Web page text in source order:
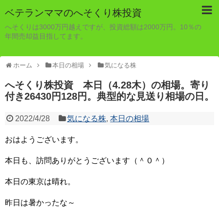
ベテランママのへそくり株投資
へそくりは3000万円越えですが、投資総額は2000万円。10％の
年間売却益目指してます。
ホーム 本日の相場 気になる株
へそくり株投資 本日（4.28木）の相場。寄り
付き26430円128円。典型的な見送り相場の日。
2022/4/28 気になる株,本日の相場
おはようございます。
本日も、訪問ありがとうございます（＾０＾）
本日の東京は晴れ。
昨日は暑かったな～